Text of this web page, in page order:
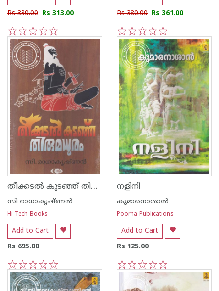
Rs 330.00 Rs 313.00
5
4
3
2
1
Rs 380.00 Rs 361.00
5
4
3
2
1
തീക്കടല്‍ കുടഞ്ഞ് തിരുമധുരം
സി രാധാകൃഷ്ണന്‍
Hi Tech Books
Add to Cart
Rs 695.00
5
4
3
2
1
നളിനി
കുമാരനാശാന്‍
Poorna Publications
Add to Cart
Rs 125.00
5
4
3
1